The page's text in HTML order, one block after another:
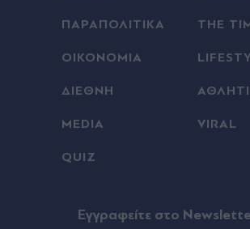
ΠΑΡΑΠΟΛΙΤΙΚΑ THE
ΟΙΚΟΝΟΜΙΑ
ΔΙΕΘΝΗ
MEDIA VIRAL
QUIZ
Eγγραφείτε στο